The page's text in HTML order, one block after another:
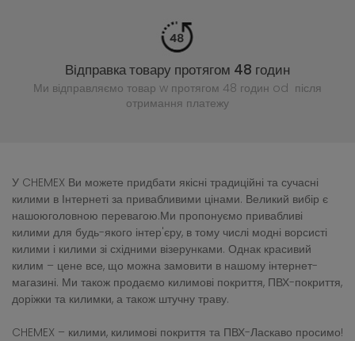
Відправка товару протягом 48 годин
Ми відправляємо товар w протягом 48 годин od після
отримання платежу
У CHEMEX Ви можете придбати якісні традиційні та сучасні
килими в Інтернеті за привабливими цінами. Великий вибір є
нашоюголовною перевагою.Ми пропонуємо привабливі
килими для будь-якого інтер'єру, в тому числі модні ворсисті
килими і килими зі східними візерунками. Однак красивий
килим – цене все, що можна замовити в нашому інтернет-
магазині. Ми також продаємо килимові покриття, ПВХ-покриття,
доріжки та килимки, а також штучну траву.
CHEMEX – килими, килимові покриття та ПВХ-Ласкаво просимо!